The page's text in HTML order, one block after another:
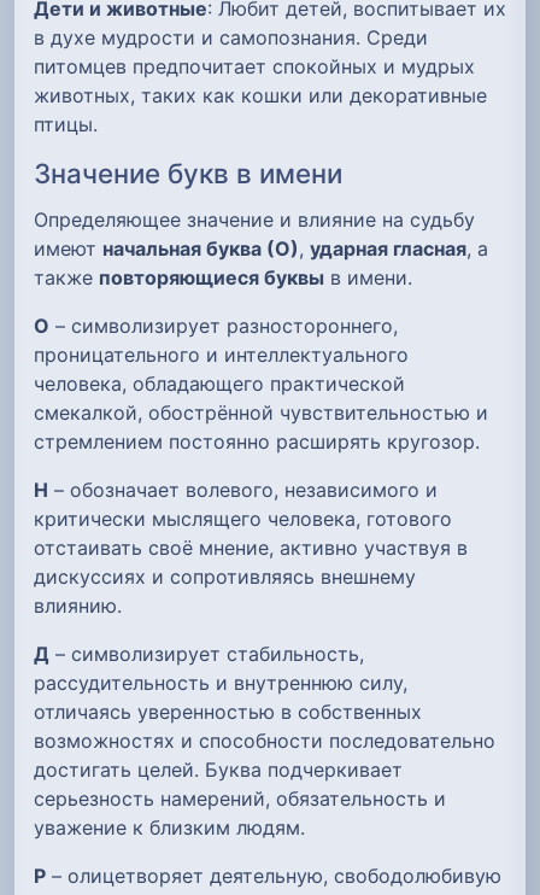
Дети и животные: Любит детей, воспитывает их
в духе мудрости и самопознания. Среди
питомцев предпочитает спокойных и мудрых
животных, таких как кошки или декоративные
птицы.
Значение букв в имени
Определяющее значение и влияние на судьбу
имеют начальная буква (О), ударная гласная, а
также повторяющиеся буквы в имени.
О – символизирует разностороннего,
проницательного и интеллектуального
человека, обладающего практической
смекалкой, обострённой чувствительностью и
стремлением постоянно расширять кругозор.
Н – обозначает волевого, независимого и
критически мыслящего человека, готового
отстаивать своё мнение, активно участвуя в
дискуссиях и сопротивляясь внешнему
влиянию.
Д – символизирует стабильность,
рассудительность и внутреннюю силу,
отличаясь уверенностью в собственных
возможностях и способности последовательно
достигать целей. Буква подчеркивает
серьезность намерений, обязательность и
уважение к близким людям.
Р – олицетворяет деятельную, свободолюбивую